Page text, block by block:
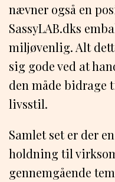
nævner også en
SassyLAB.dks
miljøvenlig. Alt
sig gode ved at
den måde bidrage
livsstil.
Samlet set er der
holdning til
gennemgående